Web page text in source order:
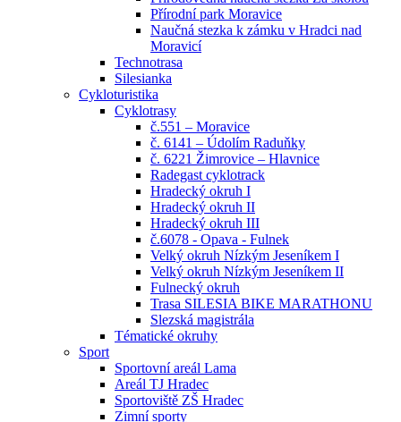
Přírodní park Moravice
Naučná stezka k zámku v Hradci nad
Moravicí
Technotrasa
Silesianka
Cykloturistika
Cyklotrasy
č.551 – Moravice
č. 6141 – Údolím Raduňky
č. 6221 Žimrovice – Hlavnice
Radegast cyklotrack
Hradecký okruh I
Hradecký okruh II
Hradecký okruh III
č.6078 - Opava - Fulnek
Velký okruh Nízkým Jeseníkem I
Velký okruh Nízkým Jeseníkem II
Fulnecký okruh
Trasa SILESIA BIKE MARATHONU
Slezská magistrála
Tématické okruhy
Sport
Sportovní areál Lama
Areál TJ Hradec
Sportoviště ZŠ Hradec
Zimní sporty